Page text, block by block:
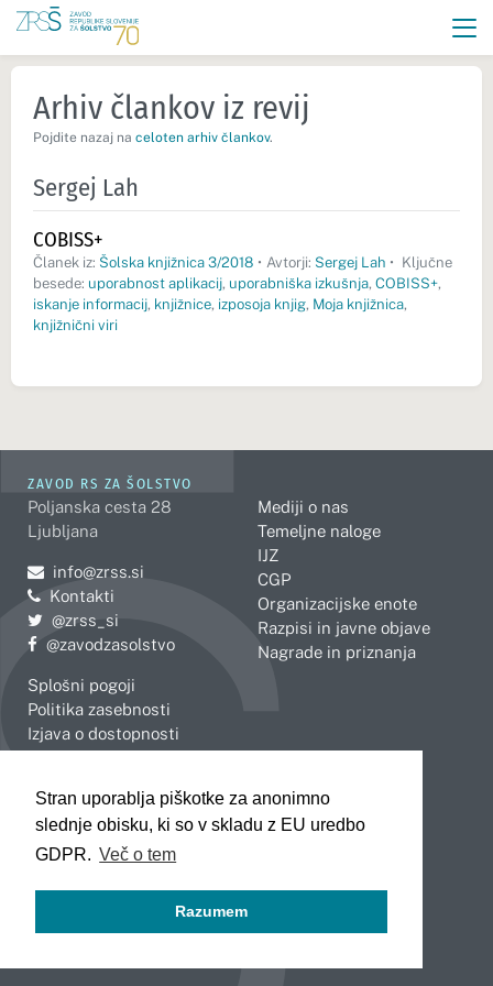
Stran uporablja piškotke za anonimno
slednje obisku, ki so v skladu z EU uredbo
GDPR. Več o tem
Razumem
Arhiv člankov iz revij
Pojdite nazaj na celoten arhiv člankov.
Sergej Lah
COBISS+
Članek iz: Šolska knjižnica 3/2018 • Avtorji: Sergej Lah • Ključne
besede: uporabnost aplikacij, uporabniška izkušnja, COBISS+,
iskanje informacij, knjižnice, izposoja knjig, Moja knjižnica,
knjižnični viri
ZAVOD RS ZA ŠOLSTVO
Poljanska cesta 28
Ljubljana
Pošljite e-mail na
info@zrss.si
Kontakti
Pojdite na Twitter:
@zrss_si
Pojdite na Facebook:
@zavodzasolstvo
Splošni pogoji
Politika zasebnosti
Izjava o dostopnosti
Mediji o nas
Temeljne naloge
IJZ
CGP
Organizacijske enote
Razpisi in javne objave
Nagrade in priznanja
Celje
Koper
Kranj
Novo mesto
Slovenj Gradec